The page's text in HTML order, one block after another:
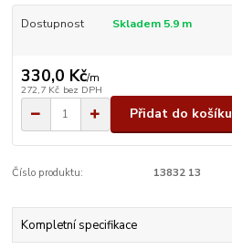
Dostupnost Skladem 5.9 m
330,0 Kč/m
272,7 Kč bez DPH
Přidat do košíku
Číslo produktu: 13832 13
Kompletní specifikace